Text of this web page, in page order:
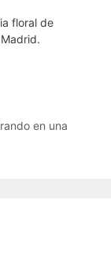
floral de
en una